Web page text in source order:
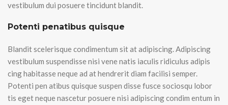
vestibulum dui posuere tincidunt blandit.
Potenti penatibus quisque
Blandit scelerisque condimentum sit at adipiscing. Adipiscing
vestibulum suspendisse nisi vene natis iaculis ridiculus adipis
cing habitasse neque ad at hendrerit diam facilisi semper.
Potenti pen atibus quisque suspen disse fusce sociosqu lobor
tis eget neque nascetur posuere nisi adipiscing condim entum in